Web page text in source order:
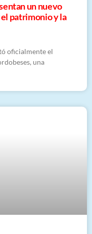
un nuevo
patrimonio y la
oficialmente el
una